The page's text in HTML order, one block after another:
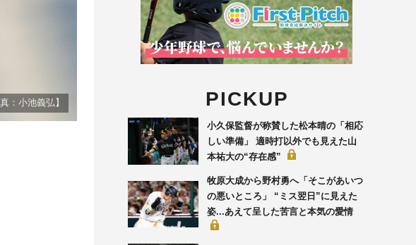
：小池義弘】 PICKUP
小久保監督が称賛した松本晴の「相応
しい準備」 適時打以外でも見えた山
本祐大の“存在感”
牧原大成から野村勇へ「そこがあいつ
の悪いところ」 “ミス翌日”に見えた
姿...あえて呈した苦言と本気の愛情